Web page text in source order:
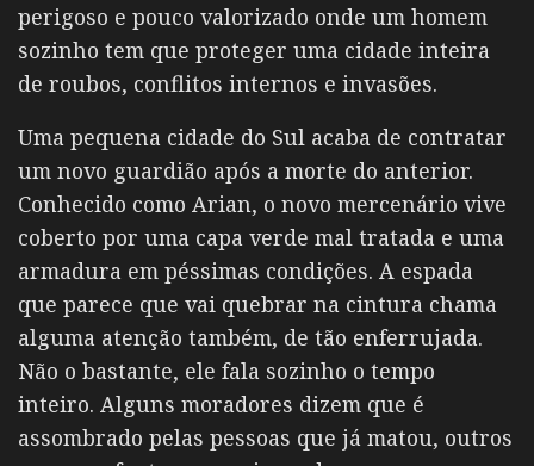
perigoso e pouco valorizado onde um homem
sozinho tem que proteger uma cidade inteira
de roubos, conflitos internos e invasões.
Uma pequena cidade do Sul acaba de contratar
um novo guardião após a morte do anterior.
Conhecido como Arian, o novo mercenário vive
coberto por uma capa verde mal tratada e uma
armadura em péssimas condições. A espada
que parece que vai quebrar na cintura chama
alguma atenção também, de tão enferrujada.
Não o bastante, ele fala sozinho o tempo
inteiro. Alguns moradores dizem que é
assombrado pelas pessoas que já matou, outros